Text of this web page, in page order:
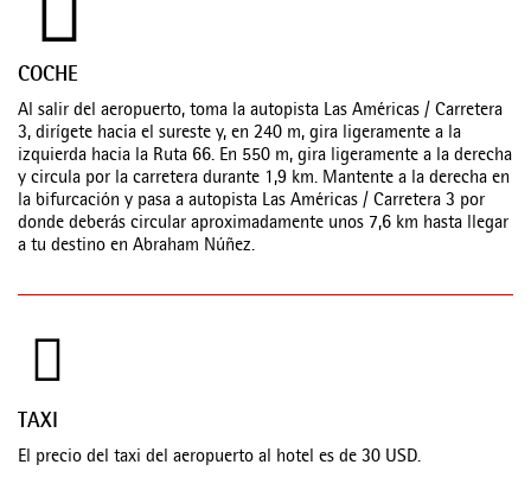
COCHE
Al salir del aeropuerto, toma la autopista Las Américas / Carretera
3, dirígete hacia el sureste y, en 240 m, gira ligeramente a la
izquierda hacia la Ruta 66. En 550 m, gira ligeramente a la derecha
y circula por la carretera durante 1,9 km. Mantente a la derecha en
la bifurcación y pasa a autopista Las Américas / Carretera 3 por
donde deberás circular aproximadamente unos 7,6 km hasta llegar
a tu destino en Abraham Núñez.
TAXI
El precio del taxi del aeropuerto al hotel es de 30 USD.